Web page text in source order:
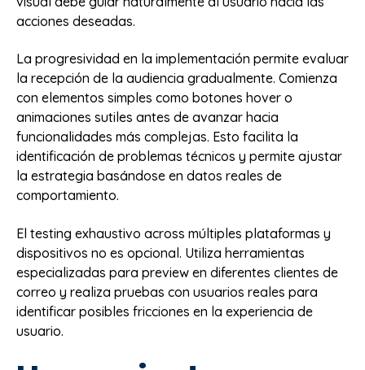
acciones deseadas.
La progresividad en la implementación permite evaluar
la recepción de la audiencia gradualmente. Comienza
con elementos simples como botones hover o
animaciones sutiles antes de avanzar hacia
funcionalidades más complejas. Esto facilita la
identificación de problemas técnicos y permite ajustar
la estrategia basándose en datos reales de
comportamiento.
El testing exhaustivo across múltiples plataformas y
dispositivos no es opcional. Utiliza herramientas
especializadas para preview en diferentes clientes de
correo y realiza pruebas con usuarios reales para
identificar posibles fricciones en la experiencia de
usuario.